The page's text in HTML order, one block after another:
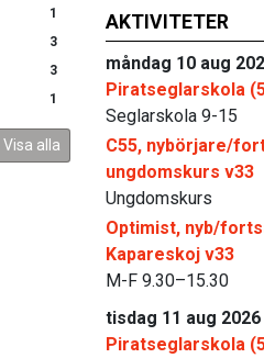
1
3
3
1
Visa alla
AKTIVITETER
måndag 10 aug
Piratseglarskola
Seglarskola 9-15
C55, nybörjare/
ungdomskurs v33
Ungdomskurs
Optimist, nyb/
Kapareskoj v33
M-F 9.30–15.30
tisdag 11 aug 2026
Piratseglarskola